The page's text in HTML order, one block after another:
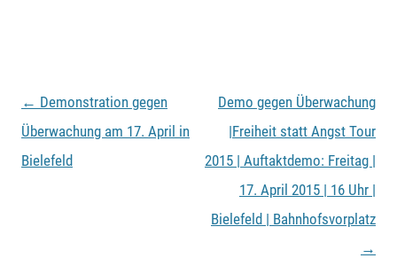
Beitragsnavigation
← Demonstration gegen
Überwachung am 17. April in
Bielefeld
Demo gegen Überwachung
|Freiheit statt Angst Tour
2015 | Auftaktdemo: Freitag |
17. April 2015 | 16 Uhr |
Bielefeld | Bahnhofsvorplatz
→